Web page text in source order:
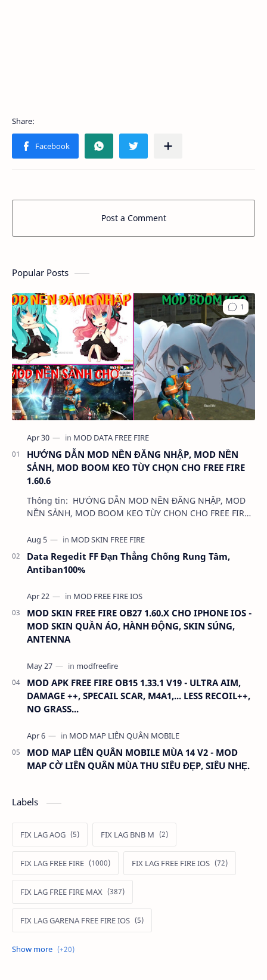
Post a Comment
Popular Posts
HƯỚNG DẪN MOD NỀN ĐĂNG NHẬP, MOD NỀN
SẢNH, MOD BOOM KEO TÙY CHỌN CHO FREE FIRE
1.60.6
Thông tin: HƯỚNG DẪN MOD NỀN ĐĂNG NHẬP, MOD
NỀN SẢNH, MOD BOOM KEO TÙY CHỌN CHO FREE FIRE
Data Regedit FF Đạn Thẳng Chống Rung Tâm,
Antiban100%
MOD SKIN FREE FIRE OB27 1.60.X CHO IPHONE IOS -
MOD SKIN QUẦN ÁO, HÀNH ĐỘNG, SKIN SÚNG,
ANTENNA
MOD APK FREE FIRE OB15 1.33.1 V19 - ULTRA AIM,
DAMAGE ++, SPECAIL SCAR, M4A1,... LESS RECOIL++,
NO GRASS...
MOD MAP LIÊN QUÂN MOBILE MÙA 14 V2 - MOD
MAP CỜ LIÊN QUÂN MÙA THU SIÊU ĐẸP, SIÊU NHẸ.
Labels
FIX LAG AOG FIX LAG BNB M
FIX LAG FREE FIRE FIX LAG FREE FIRE IOS
FIX LAG FREE FIRE MAX
FIX LAG GARENA FREE FIRE IOS
FIX LAG LIÊN QUÂN MOBILE